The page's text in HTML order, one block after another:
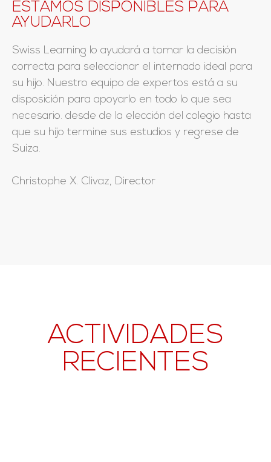
ESTAMOS DISPONIBLES PARA
AYUDARLO
Swiss Learning lo ayudará a tomar la decisión
correcta para seleccionar el internado ideal para
su hijo. Nuestro equipo de expertos está a su
disposición para apoyarlo en todo lo que sea
necesario. desde de la elección del colegio hasta
que su hijo termine sus estudios y regrese de
Suiza.
Christophe X. Clivaz, Director
ACTIVIDADES
RECIENTES